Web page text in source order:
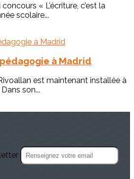
« L’écriture, c’est la
scolaire...
à Madrid
est maintenant installée à
son...